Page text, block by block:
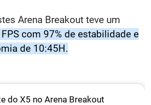
Arena Breakout teve um
com 97% de estabilidade e
de 10:45H.
do X5 no Arena Breakout